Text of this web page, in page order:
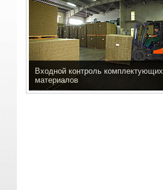
Входной контроль комплектующих
материалов